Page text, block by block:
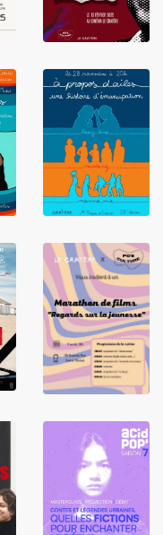
LIRE
LIRE
LIRE